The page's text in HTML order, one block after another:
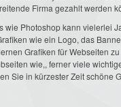
Firma gezahlt werden
wie Photoshop kann vielerlei
wie ein Logo, das
Grafiken für Webseiten
wie,, ferner viele
Sie in kürzester Zeit schöne